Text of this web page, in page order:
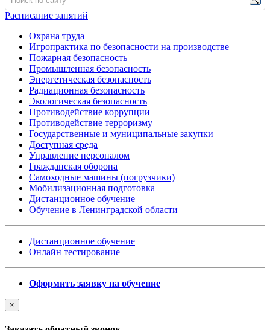
Расписание занятий
Охрана труда
Игропрактика по безопасности на производстве
Пожарная безопасность
Промышленная безопасность
Энергетическая безопасность
Радиационная безопасность
Экологическая безопасность
Противодействие коррупции
Противодействие терроризму
Государственные и муниципальные закупки
Доступная среда
Управление персоналом
Гражданская оборона
Самоходные машины (погрузчики)
Мобилизационная подготовка
Дистанционное обучение
Обучение в Ленинградской области
Дистанционное обучение
Онлайн тестирование
Оформить заявку на обучение
×